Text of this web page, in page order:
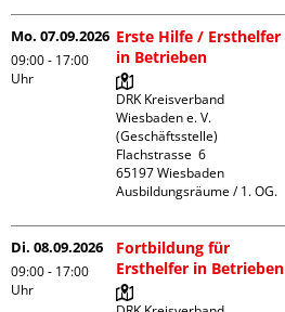
Mo. 07.09.2026
09:00 - 17:00
Uhr
Erste Hilfe / Ersthelfer
in Betrieben
DRK Kreisverband
Wiesbaden e. V.
(Geschäftsstelle)
Flachstrasse  6
65197 Wiesbaden
Ausbildungsräume / 1. OG.
Di. 08.09.2026
09:00 - 17:00
Uhr
Fortbildung für
Ersthelfer in Betrieben